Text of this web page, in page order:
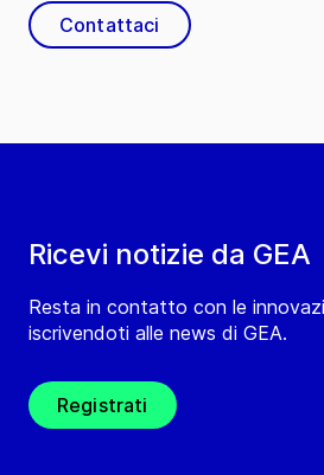
Ricevi notizie da GEA
Resta in contatto con le
iscrivendoti alle news di GEA.
Registrati
Contattaci